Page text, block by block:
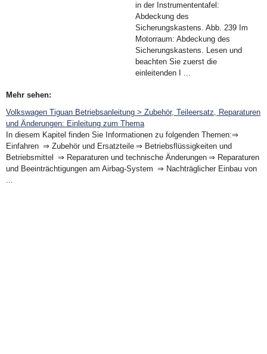
in der Instrumententafel:
Abdeckung des
Sicherungskastens. Abb. 239 Im
Motorraum: Abdeckung des
Sicherungskastens. Lesen und
beachten Sie zuerst die
einleitenden I ...
Mehr sehen:
Volkswagen Tiguan Betriebsanleitung > Zubehör, Teileersatz, Reparaturen
und Änderungen: Einleitung zum Thema
In diesem Kapitel finden Sie Informationen zu folgenden Themen:⇒
Einfahren ⇒ Zubehör und Ersatzteile ⇒ Betriebsflüssigkeiten und
Betriebsmittel ⇒ Reparaturen und technische Änderungen ⇒ Reparaturen
und Beeinträchtigungen am Airbag-System ⇒ Nachträglicher Einbau von
...